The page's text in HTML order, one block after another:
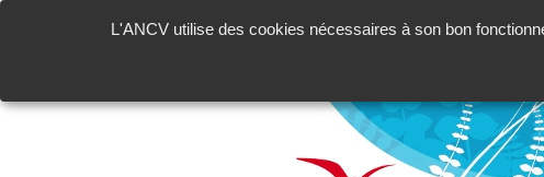
L'ANCV utilise des cookies nécessaires à son bon